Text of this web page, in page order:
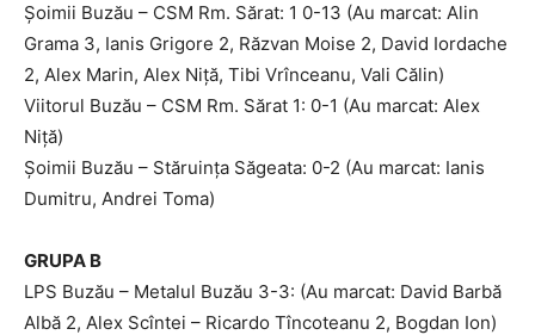
Şoimii Buzău – CSM Rm. Sărat: 1 0-13 (Au marcat: Alin
Grama 3, Ianis Grigore 2, Răzvan Moise 2, David Iordache
2, Alex Marin, Alex Niţă, Tibi Vrînceanu, Vali Călin)
Viitorul Buzău – CSM Rm. Sărat 1: 0-1 (Au marcat: Alex
Niţă)
Şoimii Buzău – Stăruinţa Săgeata: 0-2 (Au marcat: Ianis
Dumitru, Andrei Toma)
GRUPA B
LPS Buzău – Metalul Buzău 3-3: (Au marcat: David Barbă
Albă 2, Alex Scîntei – Ricardo Tîncoteanu 2, Bogdan Ion)